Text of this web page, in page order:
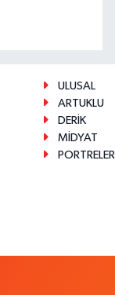
ULUSAL
ARTUKLU
DERİK
MİDYAT
PORTRELER